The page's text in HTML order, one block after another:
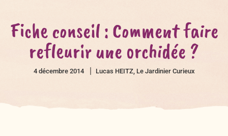
Accueil
Fiche conseil : Comment faire
refleurir une orchidée ?
4 décembre 2014 Lucas HEITZ, Le Jardinier Curieux